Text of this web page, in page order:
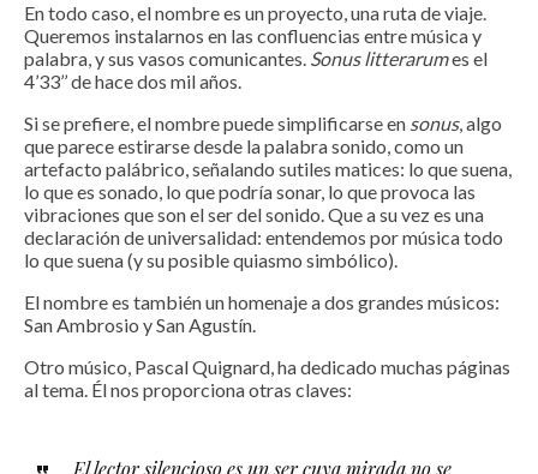
En todo caso, el nombre es un proyecto, una ruta de viaje.
Queremos instalarnos en las confluencias entre música y
palabra, y sus vasos comunicantes. Sonus litterarumes el
4’33’’ de hace dos mil años.
Si se prefiere, el nombre puede simplificarse en sonus, algo
que parece estirarse desde la palabra sonido, como un
artefacto palábrico, señalando sutiles matices: lo que suena,
lo que es sonado, lo que podría sonar, lo que provoca las
vibraciones que son el ser del sonido. Que a su vez es una
declaración de universalidad: entendemos por música todo
lo que suena (y su posible quiasmo simbólico).
El nombre es también un homenaje a dos grandes músicos:
San Ambrosio y San Agustín.
Otro músico, Pascal Quignard, ha dedicado muchas páginas
al tema. Él nos proporciona otras claves: